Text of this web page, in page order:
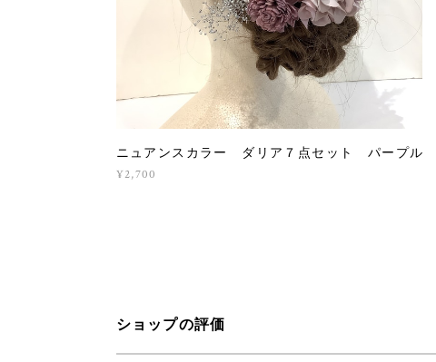
ニュアンスカラー ダリア７点セット パープル
¥2,700
ショップの評価